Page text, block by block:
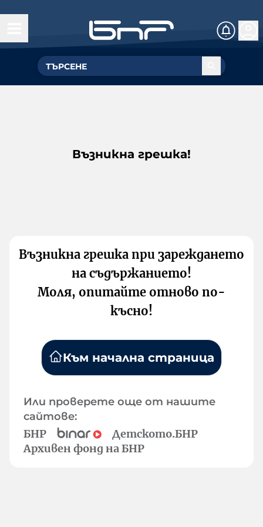
Възникна грешка!
Възникна грешка при зареждането
на съдържанието!
Моля, опитайте отново по-
късно!
Към начална страница
Или проверете още от нашите
сайтове:
БНР
Детското.БНР
Архивен фонд на БНР